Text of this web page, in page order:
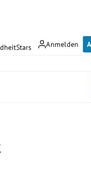
Anmelden
Stars